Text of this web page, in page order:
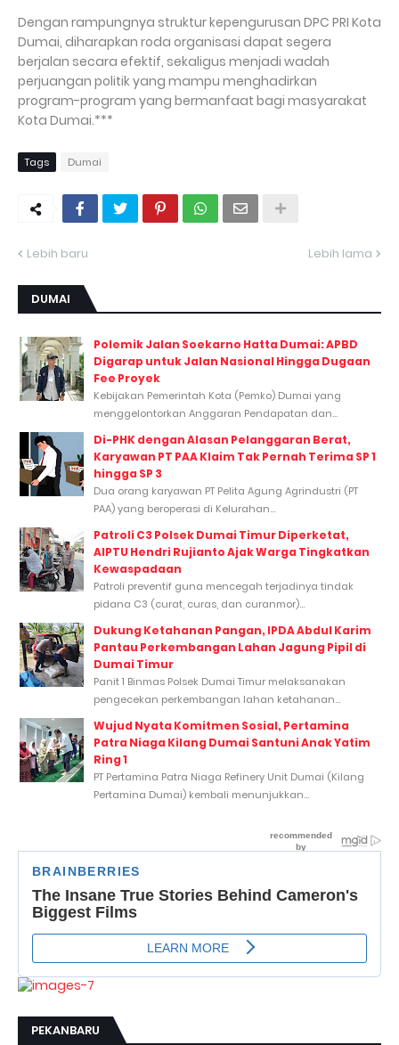
Dengan rampungnya struktur kepengurusan DPC PRI Kota
Dumai, diharapkan roda organisasi dapat segera
berjalan secara efektif, sekaligus menjadi wadah
perjuangan politik yang mampu menghadirkan
program-program yang bermanfaat bagi masyarakat
Kota Dumai.***
Tags Dumai
Lebih baru Lebih lama
DUMAI
Polemik Jalan Soekarno Hatta Dumai: APBD
Digarap untuk Jalan Nasional Hingga Dugaan
Fee Proyek
Kebijakan Pemerintah Kota (Pemko) Dumai yang
menggelontorkan Anggaran Pendapatan dan...
Di-PHK dengan Alasan Pelanggaran Berat,
Karyawan PT PAA Klaim Tak Pernah Terima SP 1
hingga SP 3
Dua orang karyawan PT Pelita Agung Agrindustri (PT
PAA) yang beroperasi di Kelurahan...
Patroli C3 Polsek Dumai Timur Diperketat,
AIPTU Hendri Rujianto Ajak Warga Tingkatkan
Kewaspadaan
Patroli preventif guna mencegah terjadinya tindak
pidana C3 (curat, curas, dan curanmor)...
Dukung Ketahanan Pangan, IPDA Abdul Karim
Pantau Perkembangan Lahan Jagung Pipil di
Dumai Timur
Panit 1 Binmas Polsek Dumai Timur melaksanakan
pengecekan perkembangan lahan ketahanan...
Wujud Nyata Komitmen Sosial, Pertamina
Patra Niaga Kilang Dumai Santuni Anak Yatim
Ring 1
PT Pertamina Patra Niaga Refinery Unit Dumai (Kilang
Pertamina Dumai) kembali menunjukkan...
PEKANBARU